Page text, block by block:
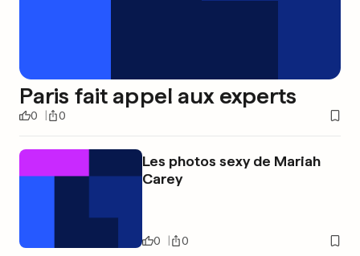
Paris fait appel aux experts
0 0
Les photos sexy de Mariah
Carey
0 0